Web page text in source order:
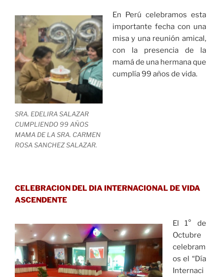
SRA. EDELIRA SALAZAR
CUMPLIENDO 99 AÑOS
MAMA DE LA SRA. CARMEN
ROSA SANCHEZ SALAZAR.
En Perú celebramos esta
importante fecha con una
misa y una reunión amical,
con la presencia de la
mamá de una hermana que
cumplía 99 años de vida.
CELEBRACION DEL DIA INTERNACIONAL DE VIDA
ASCENDENTE
El 1° de
Octubre
celebram
os el “Día
Internaci